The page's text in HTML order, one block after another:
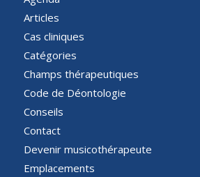
Articles
Cas cliniques
Catégories
Champs thérapeutiques
Code de Déontologie
Conseils
Contact
Devenir musicothérapeute
Emplacements